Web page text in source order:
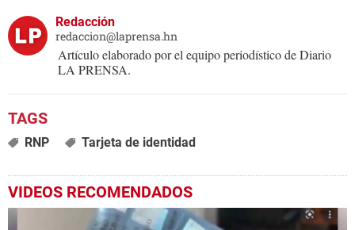
Redacción
redaccion@laprensa.hn
Artículo elaborado por el equipo periodístico de Diario
LA PRENSA.
RNP Tarjeta de identidad
VIDEOS RECOMENDADOS